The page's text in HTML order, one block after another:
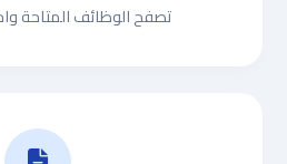
تصفح الوظائف المتاحة